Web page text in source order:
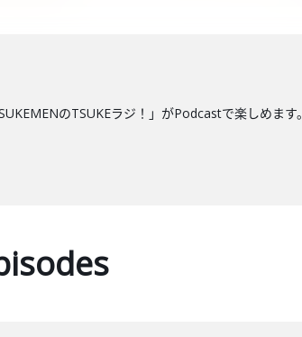
のTSUKEラジ！」がPodcastで楽しめます。